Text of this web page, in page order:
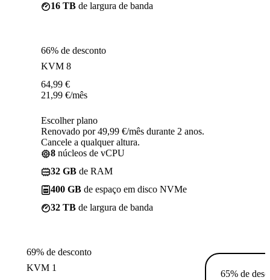
16 TB de largura de banda
66% de desconto
KVM 8
64,99 €
21,99 €/mês
Escolher plano
Renovado por 49,99 €/mês durante 2 anos.
Cancele a qualquer altura.
8 núcleos de vCPU
32 GB de RAM
400 GB de espaço em disco NVMe
32 TB de largura de banda
69% de desconto
KVM 1
65% de